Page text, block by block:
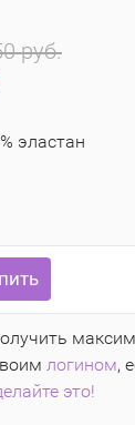
руб.
эластан
логином,
это!